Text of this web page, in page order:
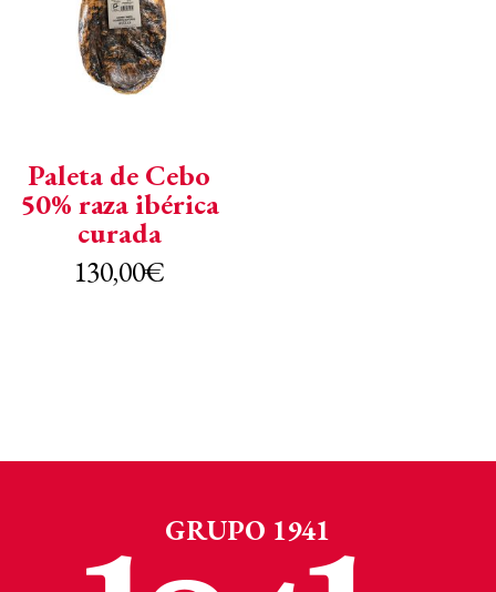
Paleta de Cebo
50% raza ibérica
curada
130,00€
GRUPO 1941